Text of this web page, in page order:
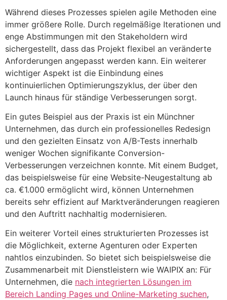
Während dieses Prozesses spielen agile Methoden eine
immer größere Rolle. Durch regelmäßige Iterationen und
enge Abstimmungen mit den Stakeholdern wird
sichergestellt, dass das Projekt flexibel an veränderte
Anforderungen angepasst werden kann. Ein weiterer
wichtiger Aspekt ist die Einbindung eines
kontinuierlichen Optimierungszyklus, der über den
Launch hinaus für ständige Verbesserungen sorgt.
Ein gutes Beispiel aus der Praxis ist ein Münchner
Unternehmen, das durch ein professionelles Redesign
und den gezielten Einsatz von A/B-Tests innerhalb
weniger Wochen signifikante Conversion-
Verbesserungen verzeichnen konnte. Mit einem Budget,
das beispielsweise für eine Website-Neugestaltung ab
ca. €1.000 ermöglicht wird, können Unternehmen
bereits sehr effizient auf Marktveränderungen reagieren
und den Auftritt nachhaltig modernisieren.
Ein weiterer Vorteil eines strukturierten Prozesses ist
die Möglichkeit, externe Agenturen oder Experten
nahtlos einzubinden. So bietet sich beispielsweise die
Zusammenarbeit mit Dienstleistern wie WAIPIX an: Für
Unternehmen, die nach integrierten Lösungen im
Bereich Landing Pages und Online-Marketing suchen,